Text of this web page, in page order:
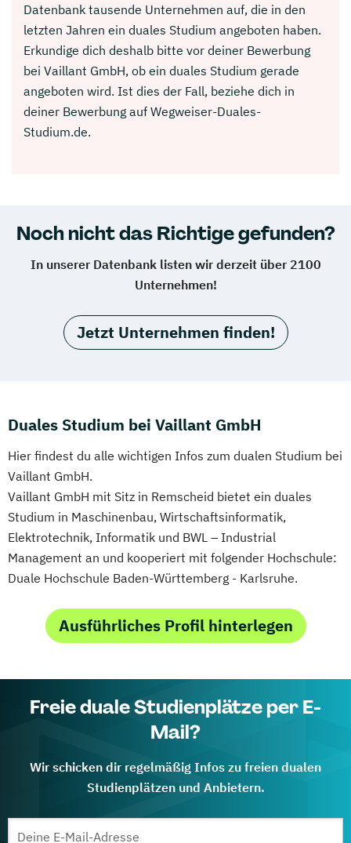
Datenbank tausende Unternehmen auf, die in den
letzten Jahren ein duales Studium angeboten haben.
Erkundige dich deshalb bitte vor deiner Bewerbung
bei Vaillant GmbH, ob ein duales Studium gerade
angeboten wird. Ist dies der Fall, beziehe dich in
deiner Bewerbung auf Wegweiser-Duales-
Studium.de.
Noch nicht das Richtige gefunden?
In unserer Datenbank listen wir derzeit über 2100
Unternehmen!
Jetzt Unternehmen finden!
Duales Studium bei Vaillant GmbH
Hier findest du alle wichtigen Infos zum dualen Studium bei
Vaillant GmbH.
Vaillant GmbH mit Sitz in Remscheid bietet ein duales
Studium in Maschinenbau, Wirtschaftsinformatik,
Elektrotechnik, Informatik und BWL – Industrial
Management an und kooperiert mit folgender Hochschule:
Duale Hochschule Baden-Württemberg - Karlsruhe.
Ausführliches Profil hinterlegen
Freie duale Studienplätze per E-
Mail?
Wir schicken dir regelmäßig Infos zu freien dualen
Studienplätzen und Anbietern.